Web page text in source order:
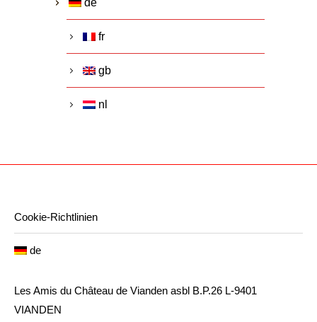
fr
gb
nl
Cookie-Richtlinien
de
Les Amis du Château de Vianden asbl B.P.26 L-9401
VIANDEN